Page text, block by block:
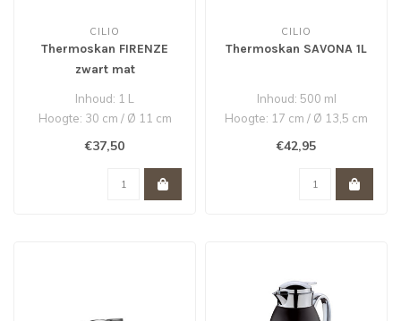
CILIO
Thermoskan FIRENZE
zwart mat
Inhoud: 1 L
Hoogte: 30 cm / Ø 11 cm
Edelstaal roestvrij /
€37,50
CILIO
Thermoskan SAVONA 1L
Inhoud: 500 ml
Hoogte: 17 cm / Ø 13,5 cm
Edelstaal roestvrij /
€42,95